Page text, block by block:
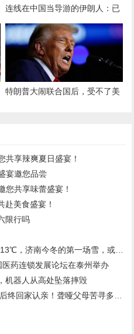
连线在中国当导游的伊朗人：已
联系不上家人，我很担心他们
特朗普大闹联合国后，受不了美
共享辣爽夏日盛宴！
宴邀您品尝
您共享味蕾盛宴！
赴美食盛宴！
限行吗
今冬的第一场雪，或跟去年同一时间！
药连锁发展论坛在泰州举办
机器人从高处坠落摔毁
哑父母苦寻多年，母亲已抱憾离世丨红星寻人